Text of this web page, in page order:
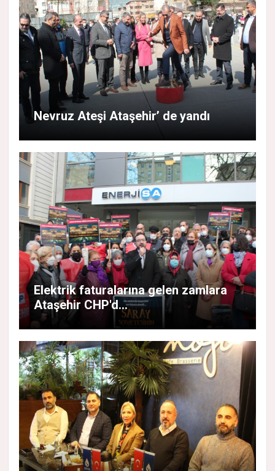
Nevruz Ateşi Ataşehir’ de yandı
Elektrik faturalarına gelen zamlara
Ataşehir CHP'd...